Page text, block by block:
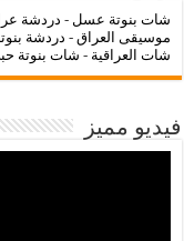
شات بنوتة عسل - دردشة
موسيقى العراق - دردشة
شات العراقية - شات بنوتة
فيديو مميز